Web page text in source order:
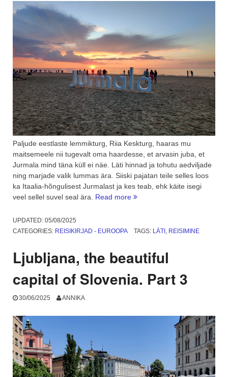
Paljude eestlaste lemmikturg, Riia Keskturg, haaras mu
maitsemeele nii tugevalt oma haardesse, et arvasin juba, et
Jurmala mind täna küll ei näe. Läti hinnad ja tohutu aedviljade
ning marjade valik lummas ära. Siiski pajatan teile selles loos
ka Itaalia-hõngulisest Jurmalast ja kes teab, ehk käite isegi
veel sellel suvel seal ära. Read more “Läti
Itaalia
UPDATED: 05/08/2025
CATEGORIES: REISIKIRJAD - EUROOPA TAGS: LÄTI, REISIMINE
Ljubljana, the beautiful
capital of Slovenia. Part 3
30/06/2025 ANNIKA